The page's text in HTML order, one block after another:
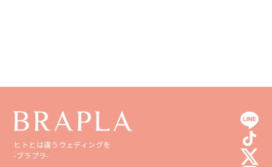
ヒトとは違うウェディングを
-ブラプラ-